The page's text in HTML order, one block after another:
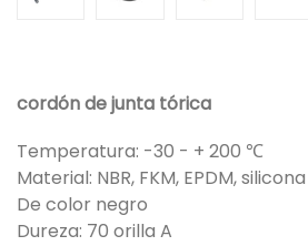
cordón de junta tórica
Temperatura: -30 - + 200 ℃
Material: NBR, FKM, EPDM, silicona
De color negro
Dureza: 70 orilla A